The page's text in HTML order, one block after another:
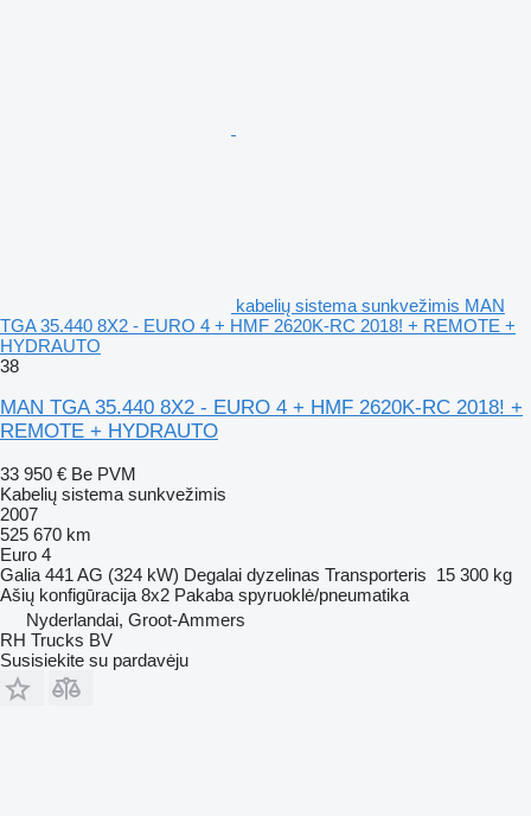
kabelių sistema sunkvežimis MAN
TGA 35.440 8X2 - EURO 4 + HMF 2620K-RC 2018! + REMOTE +
HYDRAUTO
38
MAN TGA 35.440 8X2 - EURO 4 + HMF 2620K-RC 2018! +
REMOTE + HYDRAUTO
33 950 € Be PVM
Kabelių sistema sunkvežimis
2007
525 670 km
Euro 4
Galia 441 AG (324 kW) Degalai dyzelinas Transporteris 15 300 kg
Ašių konfigūracija 8x2 Pakaba spyruoklė/pneumatika
Nyderlandai, Groot-Ammers
RH Trucks BV
Susisiekite su pardavėju